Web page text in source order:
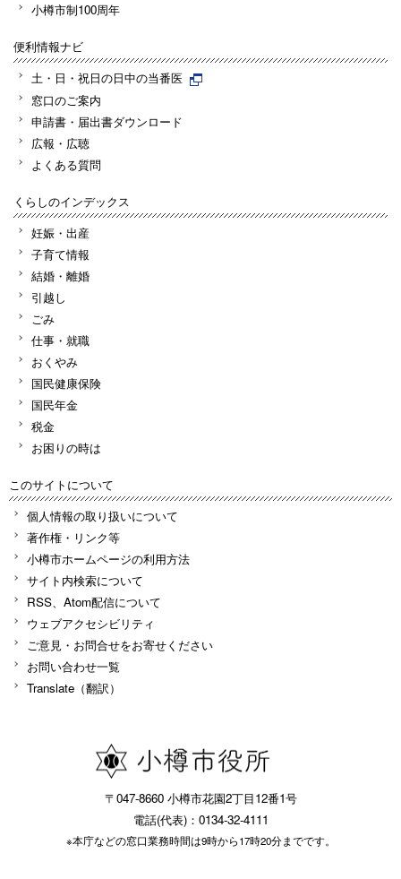
小樽市制100周年
便利情報ナビ
土・日・祝日の日中の当番医
窓口のご案内
申請書・届出書ダウンロード
広報・広聴
よくある質問
くらしのインデックス
妊娠・出産
子育て情報
結婚・離婚
引越し
ごみ
仕事・就職
おくやみ
国民健康保険
国民年金
税金
お困りの時は
このサイトについて
個人情報の取り扱いについて
著作権・リンク等
小樽市ホームページの利用方法
サイト内検索について
RSS、Atom配信について
ウェブアクセシビリティ
ご意見・お問合せをお寄せください
お問い合わせ一覧
Translate（翻訳）
〒047-8660 小樽市花園2丁目12番1号
電話(代表)：0134-32-4111
※本庁などの窓口業務時間は9時から17時20分までです。